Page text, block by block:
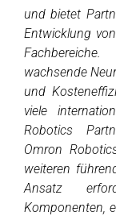
und bietet
Entwicklung
wachsende
und
viele
Robotics
Omron
weiteren
Ansatz
Komponenten,